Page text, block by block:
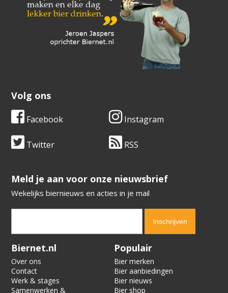
Volg ons
Facebook Instagram
Twitter RSS
​​​​​​​Meld je aan voor onze nieuwsbrief
Wekelijks biernieuws en acties in je mail
Verification code:
Biernet.nl
Over ons
Contact
Werk & stages
Samenwerken &
Populair
Bier merken
Bier aanbiedingen
Bier nieuws
Bier shop